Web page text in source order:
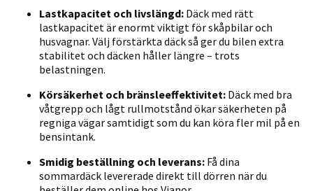
Lastkapacitet och livslängd: Däck med rätt
lastkapacitet är enormt viktigt för skåpbilar och
husvagnar. Välj förstärkta däck så ger du bilen extra
stabilitet och däcken håller längre – trots
belastningen.
Körsäkerhet och bränsleeffektivitet: Däck med bra
våtgrepp och lågt rullmotstånd ökar säkerheten på
regniga vägar samtidigt som du kan köra fler mil på en
bensintank.
Smidig beställning och leverans: Få dina
sommardäck levererade direkt till dörren när du